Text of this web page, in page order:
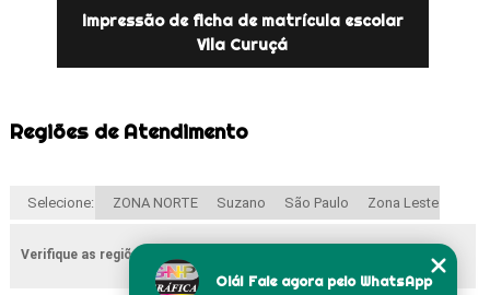
impressão de ficha de matrícula escolar
Vila Curuçá
Regiões de Atendimento
Selecione: ZONA NORTE Suzano São Paulo Zona Leste
Verifique as regiões que atendemos
Olá! Fale agora pelo WhatsApp